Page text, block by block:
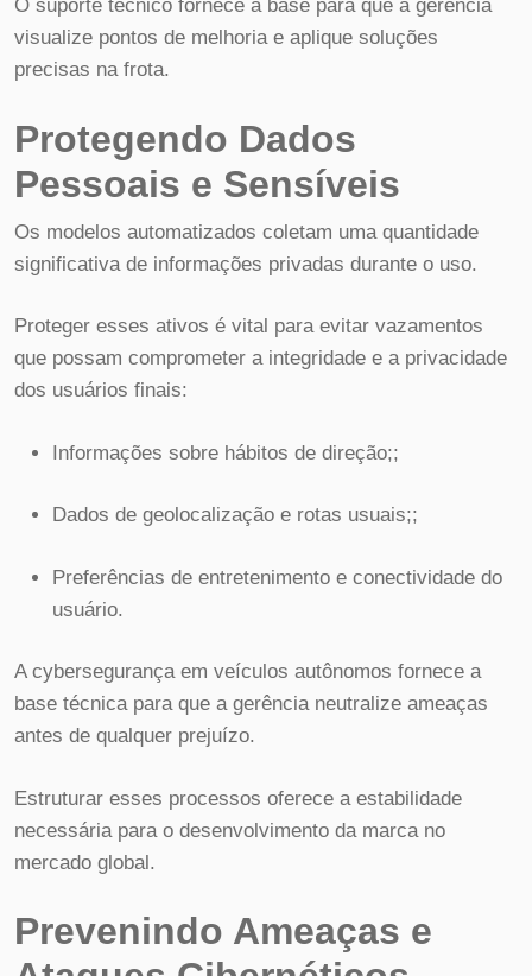
O suporte técnico fornece a base para que a gerência
visualize pontos de melhoria e aplique soluções
precisas na frota.
Protegendo Dados
Pessoais e Sensíveis
Os modelos automatizados coletam uma quantidade
significativa de informações privadas durante o uso.
Proteger esses ativos é vital para evitar vazamentos
que possam comprometer a integridade e a privacidade
dos usuários finais:
Informações sobre hábitos de direção;;
Dados de geolocalização e rotas usuais;;
Preferências de entretenimento e conectividade do
usuário.
A cybersegurança em veículos autônomos fornece a
base técnica para que a gerência neutralize ameaças
antes de qualquer prejuízo.
Estruturar esses processos oferece a estabilidade
necessária para o desenvolvimento da marca no
mercado global.
Prevenindo Ameaças e